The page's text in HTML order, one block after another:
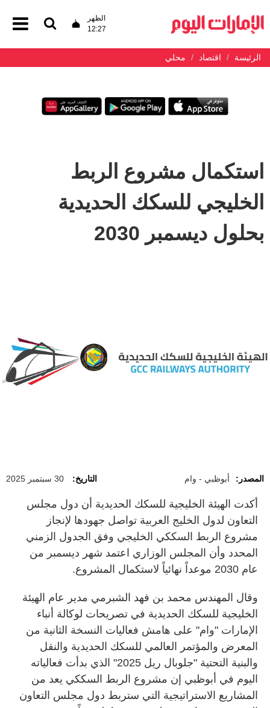
الظهر
12:27
الرئيسة اقتصاد محلي
استكمال مشروع الربط
الخليجي للسكك الحديدية
بحلول ديسمبر 2030
المصدر: أبوظبي - وام التاريخ: 30 سبتمبر 2025
أكدت الهيئة الخليجية للسكك الحديدية أن دول مجلس
التعاون لدول الخليج العربية تواصل جهودها لإنجاز
مشروع الربط السككي الخليجي وفق الجدول الزمني
المحدد وأن المجلس الوزاري اعتمد شهر ديسمبر من
عام 2030 موعداً نهائياً لاستكمال المشروع.
وقال المهندس محمد بن فهد الشبرمي مدير عام الهيئة
الخليجية للسكك الحديدية في تصريحات لوكالة أنباء
الإمارات "وام" على هامش فعاليات النسخة الثانية من
المعرض والمؤتمر العالمي للسكك الحديدية والنقل
والبنية التحتية "جلوبال ريل 2025" الذي بدأت فعالياته
اليوم في أبوظبي إن مشروع الربط السككي يعد من
المشاريع الاستراتيجية التي ستربط دول مجلس التعاون